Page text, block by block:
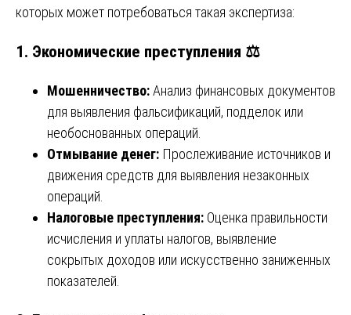
которых может потребоваться такая экспертиза:
1. Экономические преступления ⚖️
Мошенничество:Анализ финансовых документов
для выявления фальсификаций, подделок или
необоснованных операций.
Отмывание денег: Прослеживание источников и
движения средств для выявления незаконных
операций.
Налоговые преступления: Оценка правильности
исчисления и уплаты налогов, выявление
сокрытых доходов или искусственно заниженных
показателей.